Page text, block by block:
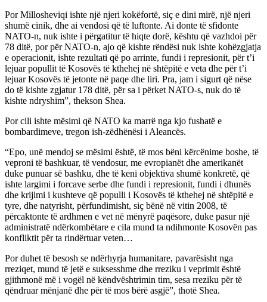
Por Millosheviqi ishte një njeri kokëfortë, siç e dini mirë, një njeri
shumë cinik, dhe ai vendosi që të luftonte. Ai donte të sfidonte
NATO-n, nuk ishte i përgatitur të hiqte dorë, kështu që vazhdoi për
78 ditë, por për NATO-n, ajo që kishte rëndësi nuk ishte kohëzgjatja
e operacionit, ishte rezultati që po arrinte, fundi i represionit, për t’i
lejuar popullit të Kosovës të kthehej në shtëpitë e veta dhe për t’i
lejuar Kosovës të jetonte në paqe dhe liri. Pra, jam i sigurt që nëse
do të kishte zgjatur 178 ditë, për sa i përket NATO-s, nuk do të
kishte ndryshim”, thekson Shea.
Por cili ishte mësimi që NATO ka marrë nga kjo fushatë e
bombardimeve, tregon ish-zëdhënësi i Aleancës.
“Epo, unë mendoj se mësimi është, të mos bëni kërcënime boshe, të
veproni të bashkuar, të vendosur, me evropianët dhe amerikanët
duke punuar së bashku, dhe të keni objektiva shumë konkretë, që
ishte largimi i forcave serbe dhe fundi i represionit, fundi i dhunës
dhe krijimi i kushteve që populli i Kosovës të kthehej në shtëpitë e
tyre, dhe natyrisht, përfundimisht, siç bënë në vitin 2008, të
përcaktonte të ardhmen e vet në mënyrë paqësore, duke pasur një
administratë ndërkombëtare e cila mund ta ndihmonte Kosovën pas
konfliktit për ta rindërtuar veten…
Por duhet të besosh se ndërhyrja humanitare, pavarësisht nga
rreziqet, mund të jetë e suksesshme dhe rreziku i veprimit është
gjithmonë më i vogël në këndvështrimin tim, sesa rreziku për të
qëndruar mënjanë dhe për të mos bërë asgjë”, thotë Shea.